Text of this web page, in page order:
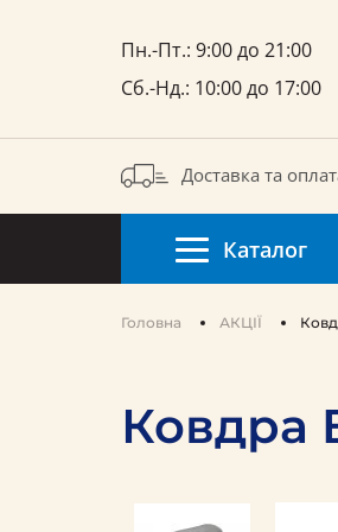
Пн.-Пт.: 9:00 до 21:00
Сб.-Нд.: 10:00 до 17:00
Доставка та
Каталог
Головна АКЦІЇ
Ковдра